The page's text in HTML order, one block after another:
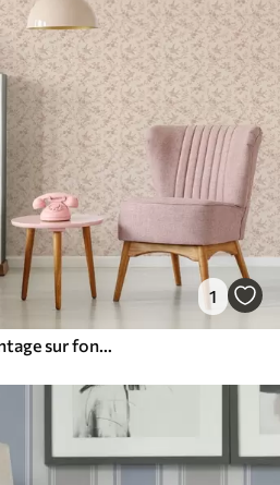
1
Oiseaux et roses, motif vintage sur fond rose poudré